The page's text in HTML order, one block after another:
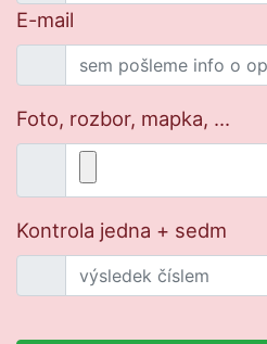
E-mail
Foto, rozbor, mapka, ...
Kontrola jedna + sedm